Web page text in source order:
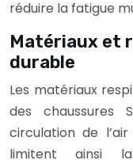
réduire la fatigue
Matériaux et
durable
Les matériaux
des chaussures
circulation de
limitent ainsi